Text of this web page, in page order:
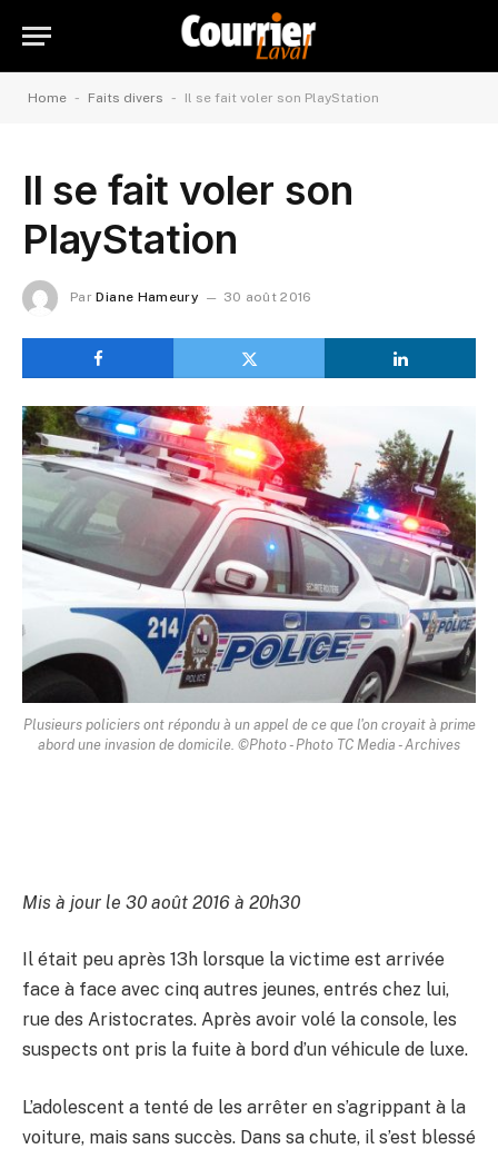
Home - Faits divers - Il se fait voler son PlayStation
Il se fait voler son
PlayStation
Par Diane Hameury 30 août 2016
Plusieurs policiers ont répondu à un appel de ce que l'on croyait à prime
abord une invasion de domicile. ©Photo - Photo TC Media - Archives
Mis à jour le 30 août 2016 à 20h30
Il était peu après 13h lorsque la victime est arrivée
face à face avec cinq autres jeunes, entrés chez lui,
rue des Aristocrates. Après avoir volé la console, les
suspects ont pris la fuite à bord d’un véhicule de luxe.
L’adolescent a tenté de les arrêter en s’agrippant à la
voiture, mais sans succès. Dans sa chute, il s’est blessé